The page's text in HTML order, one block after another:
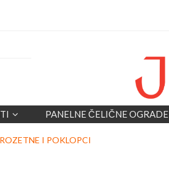
PANELNE ČELIČNE OGRADE
ROZETNE I POKLOPCI